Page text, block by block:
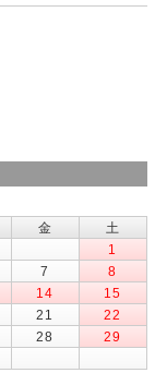
金
土
1
7
8
14
15
21
22
28
29